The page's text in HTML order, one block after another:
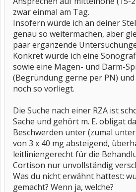
Zitat:"Keine Ahnung!" Kein Witz.
Da sowieso geplant war, den Hausarzt zu
Zeitpunkt an. Der neue Hausarzt war
nun erstmal eine längerfristige
vorgeschlagen. Ich fange nun wieder mit
ist Blutabnahme.
Beim Angiologen wurde per Ultraschall
untersucht, negativ.
Besuch beim Rheumatologen ist
gerade in Urlaub...
Meine Fragen an die Leidensgemeinde:
Um welche Uhrzeit nehmt ihr die Predni-
wird ja zwischen 6 und 8 Uhr, ich nehme
dauert aber durchaus bis 10 oder 11,
fühle. Immerhin hält es dann auch den
das bei Euch auch so oder sollte die
Kann/sollte man den Zeitpunkt der
Morgens ist es dann wieder etwas
sollte das durchgängig symptomfrei
wenn Betroffene von "schmerzfreier Zeit"
zwar einmal am Tag.
Insofern würde ich an deiner
genau so weitermachen, aber
paar ergänzende
Konkret würde ich eine
sowie eine Magen- und Darm-
(Begründung gerne per PN)
noch so vorliegt.
Die Suche nach einer RZA ist
Sache und gehört m. E. obligat
Beschwerden unter (zumal
von 3 x 40 mg absteigend,
leitliniengerecht für die
Cortison nur unvollständig
Was du nicht erwähnt hattest:
gemacht? Wenn ja, welche?